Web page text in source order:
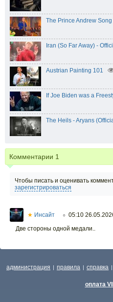
The Prince Andrew
Iran (So Far Away) -
Austrian Painting 101
If Joe Biden was a
The Heils - Aryans
Комментарии 1
Чтобы писать и оценивать
зарегистрироваться
★ Инсайт ○ 05:10
Две стороны одной медали..
администрация | правила | справка |
оплата